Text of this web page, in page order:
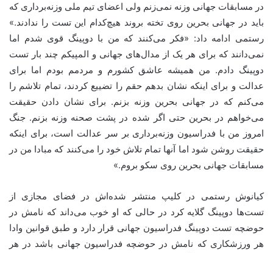
در مسابقات جهانی وزنه نمی‌زنم ولی اعضای تیم ملی وزنه‌برداری که
باید در جهانی بحرین روی تخته بروند هیچ‌کدام این تست را ندادند.»
رستمی ادامه داد: «فکر می‌کنند که من با دوپینگ قوی شدم اما
نمی‌دانند که برای هر یک از مدال‌های جهانی و المپیکم چند بار تست
دوپینگ دادم. من همیشه عاشق کشورم و مردمم بودم اما برای
عدالت و برای اینکه نشان بدهم حقم را تضییع کردند، تمام تلاشم را
می‌کنم که در جهانی بحرین وزنه بزنم. برای نشان دادن حقیقت
می‌خواهم در بحرین حتی اگر شده در پشت صحنه وزنه بزنم. جنگ
امروز من با فدراسیون وزنه‌برداری بر سر عدالت است، برای اینکه
حقیقت روشن شود اما آنها تمام تلاش خود را می‌کنند که مبادا من در
مسابقات جهانی بحرین روی سکو بروم.»
کیانوش رستمی در کلیپ منتشر شده‌اش در فضای مجازی از
تست‌ها دوپینگ گلایه کرد در حالی که او خوب می‌داند که نامش در
حوضچه تست دوپینگ فدراسیون جهانی قرار دارد و طبق قوانین وادا
هر ورزشکاری که نامش در حوضچه فدراسیون جهانی باشد در هر